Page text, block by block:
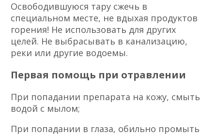
Освободившуюся тару сжечь в
специальном месте, не вдыхая продуктов
горения! Не использовать для других
целей. Не выбрасывать в канализацию,
реки или другие водоемы.
Первая помощь при отравлении
При попадании препарата на кожу, смыть
водой с мылом;
При попадании в глаза, обильно промыть